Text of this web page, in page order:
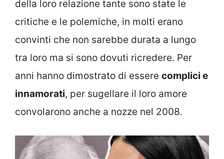
della loro relazione tante sono state le
critiche e le polemiche, in molti erano
convinti che non sarebbe durata a lungo
tra loro ma si sono dovuti ricredere. Per
anni hanno dimostrato di essere complici e
innamorati, per sugellare il loro amore
convolarono anche a nozze nel 2008.